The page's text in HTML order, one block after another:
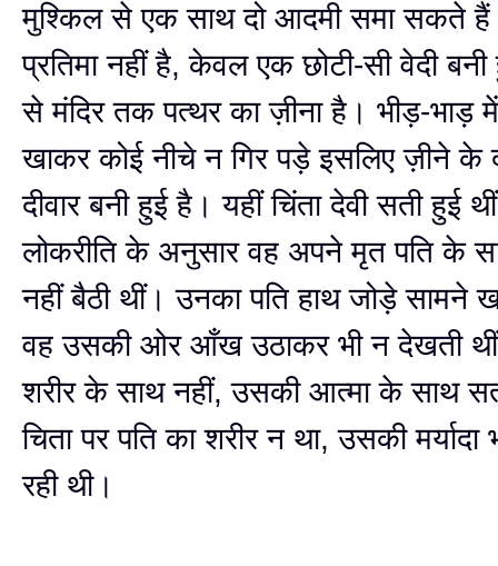
मुश्किल से एक साथ दो आदमी समा सकते
प्रतिमा नहीं है, केवल एक छोटी-सी वेदी
से मंदिर तक पत्थर का ज़ीना है। भीड़-भाड़
खाकर कोई नीचे न गिर पड़े इसलिए ज़ीने के
दीवार बनी हुई है। यहीं चिंता देवी सती हुई
लोकरीति के अनुसार वह अपने मृत पति के
नहीं बैठी थीं। उनका पति हाथ जोड़े सामने
वह उसकी ओर आँख उठाकर भी न देखती
शरीर के साथ नहीं, उसकी आत्मा के साथ
चिता पर पति का शरीर न था, उसकी मर्यादा
रही थी।